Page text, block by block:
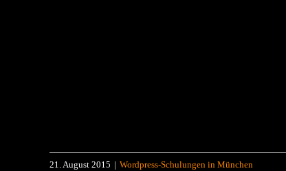
21. August 2015 | Wordpress-Schulungen in München